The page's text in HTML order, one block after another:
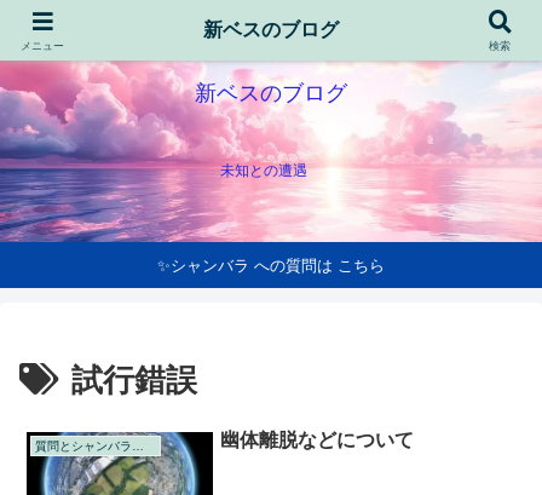
新ベスのブログ
未知との遭遇
✨シャンバラ への質問は こちら
試行錯誤
幽体離脱などについて
メニュー
新ベスのブログ
検索